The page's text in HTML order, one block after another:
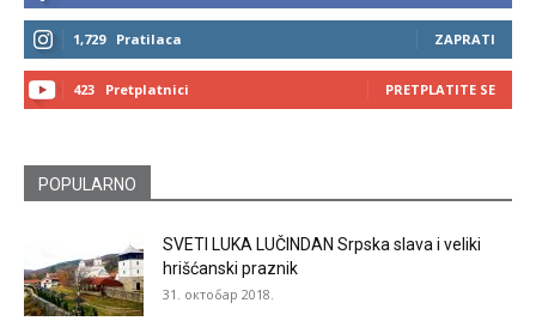
1,729 Pratilaca ZAPRATI
423 Pretplatnici PRETPLATITE SE
POPULARNO
SVETI LUKA LUČINDAN Srpska slava i veliki
hrišćanski praznik
31. октобар 2018.